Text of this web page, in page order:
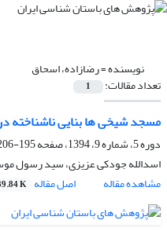
نویسنده =رضازاده، اسحاق
تعداد مقالات: 1
مسجد شیخی ها بنایی ناشناخته
دوره 5، شماره 9، 1394، صفحه
195-206
اسدالله جودکی عزیزی، سید رسول
مشاهده مقاله
اصل مقاله K